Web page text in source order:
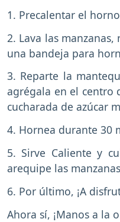
1. Precalentar el
2. Lava las
una bandeja para
3. Reparte la
agrégala en el centro
cucharada de azúcar
4. Hornea durante 30
5. Sirve Caliente y
arequipe las
6. Por último, ¡A
Ahora sí, ¡Manos a la